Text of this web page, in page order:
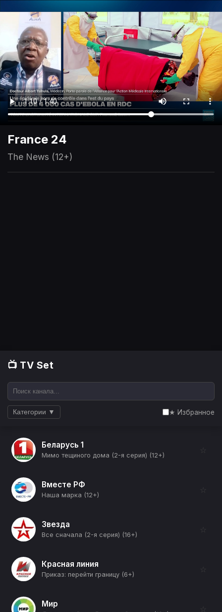
📺 TV Set
Категории ▼ ★ Избранное
Беларусь 1
Мимо тещиного дома (2-я серия) (12+)
☆
Вместе РФ
Наша марка (12+)
☆
Звезда
Все сначала (2-я серия) (16+)
☆
Красная линия
Приказ: перейти границу (6+)
☆
Мир ☆
France 24
The News (12+)